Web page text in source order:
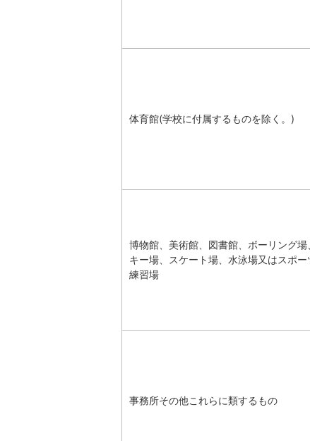
体育館(学校に付属するものを除く。)
博物館、美術館、図書館、ボーリング場
キー場、スケート場、水泳場又はスポー
練習場
事務所その他これらに類するもの